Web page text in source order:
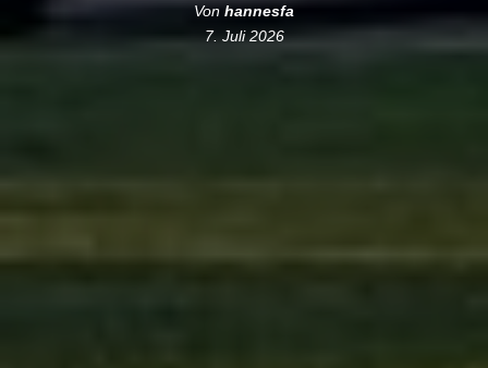
Von hannesfa
7. Juli 2026